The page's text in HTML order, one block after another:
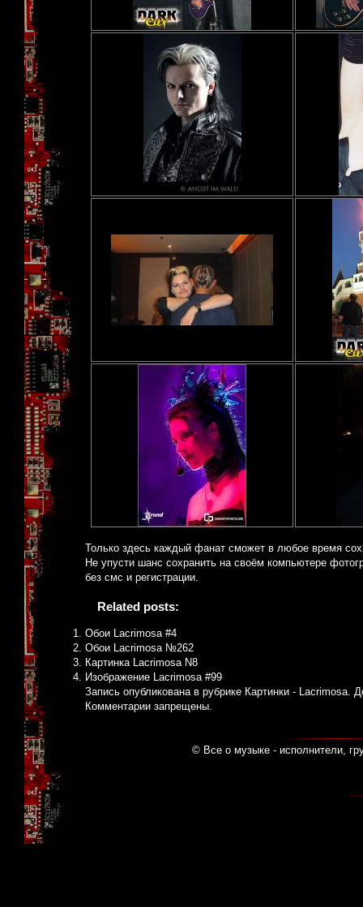
Только здесь каждый фанат сможет в любое время
Не упусти шанс сохранить на своём компьютере
без смс и регистрации.
Related posts:
Обои Lacrimosa #4
Обои Lacrimosa №262
Картинка Lacrimosa N8
Изображение Lacrimosa #99
Запись опубликована в рубрике Картинки - Lacrimosa.
Комментарии запрещены.
© Все о музыке - исполнители,